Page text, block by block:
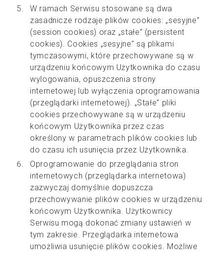
W ramach Serwisu stosowane są dwa
zasadnicze rodzaje plików cookies: „sesyjne”
(session cookies) oraz „stałe” (persistent
cookies). Cookies „sesyjne” są plikami
tymczasowymi, które przechowywane są w
urządzeniu końcowym Użytkownika do czasu
wylogowania, opuszczenia strony
internetowej lub wyłączenia oprogramowania
(przeglądarki internetowej). „Stałe” pliki
cookies przechowywane są w urządzeniu
końcowym Użytkownika przez czas
określony w parametrach plików cookies lub
do czasu ich usunięcia przez Użytkownika.
Oprogramowanie do przeglądania stron
internetowych (przeglądarka internetowa)
zazwyczaj domyślnie dopuszcza
przechowywanie plików cookies w urządzeniu
końcowym Użytkownika. Użytkownicy
Serwisu mogą dokonać zmiany ustawień w
tym zakresie. Przeglądarka internetowa
umożliwia usunięcie plików cookies. Możliwe